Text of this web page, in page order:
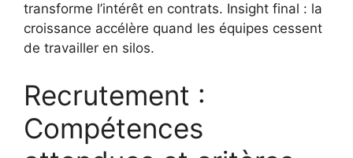
transforme l’intérêt en contrats. Insight final : la
croissance accélère quand les équipes cessent
de travailler en silos.
Recrutement :
Compétences